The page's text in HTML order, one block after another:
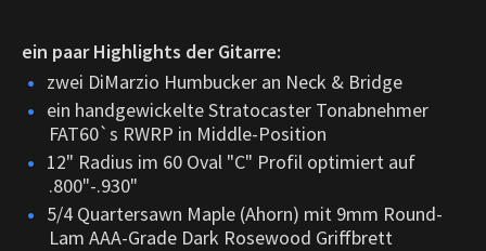
ein paar Highlights der Gitarre:
zwei DiMarzio Humbucker an Neck & Bridge
ein handgewickelte Stratocaster Tonabnehmer
FAT60`s RWRP in Middle-Position
12" Radius im 60 Oval "C" Profil optimiert auf
.800"-.930"
5/4 Quartersawn Maple (Ahorn) mit 9mm Round-
Lam AAA-Grade Dark Rosewood Griffbrett